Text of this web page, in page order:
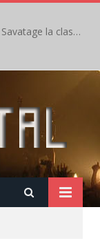
Crónica: Slaugther to Prevail pone la garra, Savatage la clase en la apertura del Leyendas del Rock – Miércoles – Agosto 2026